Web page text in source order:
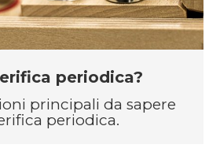
periodica?
principali da sapere
periodica.